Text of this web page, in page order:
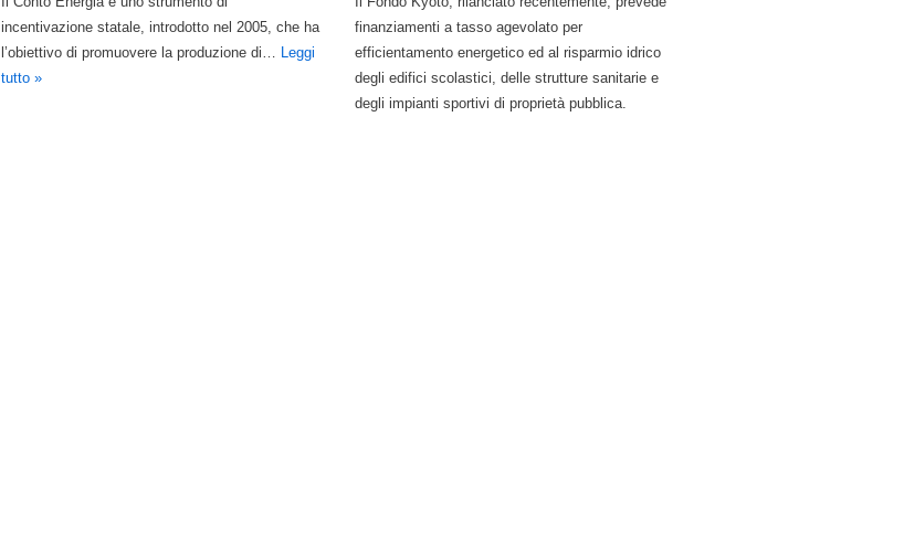
incentivazione statale, introdotto nel 2005, che ha
l’obiettivo di promuovere la produzione di… Leggi
tutto »
finanziamenti a tasso agevolato per
efficientamento energetico ed al risparmio idrico
degli edifici scolastici, delle strutture sanitarie e
degli impianti sportivi di proprietà pubblica.